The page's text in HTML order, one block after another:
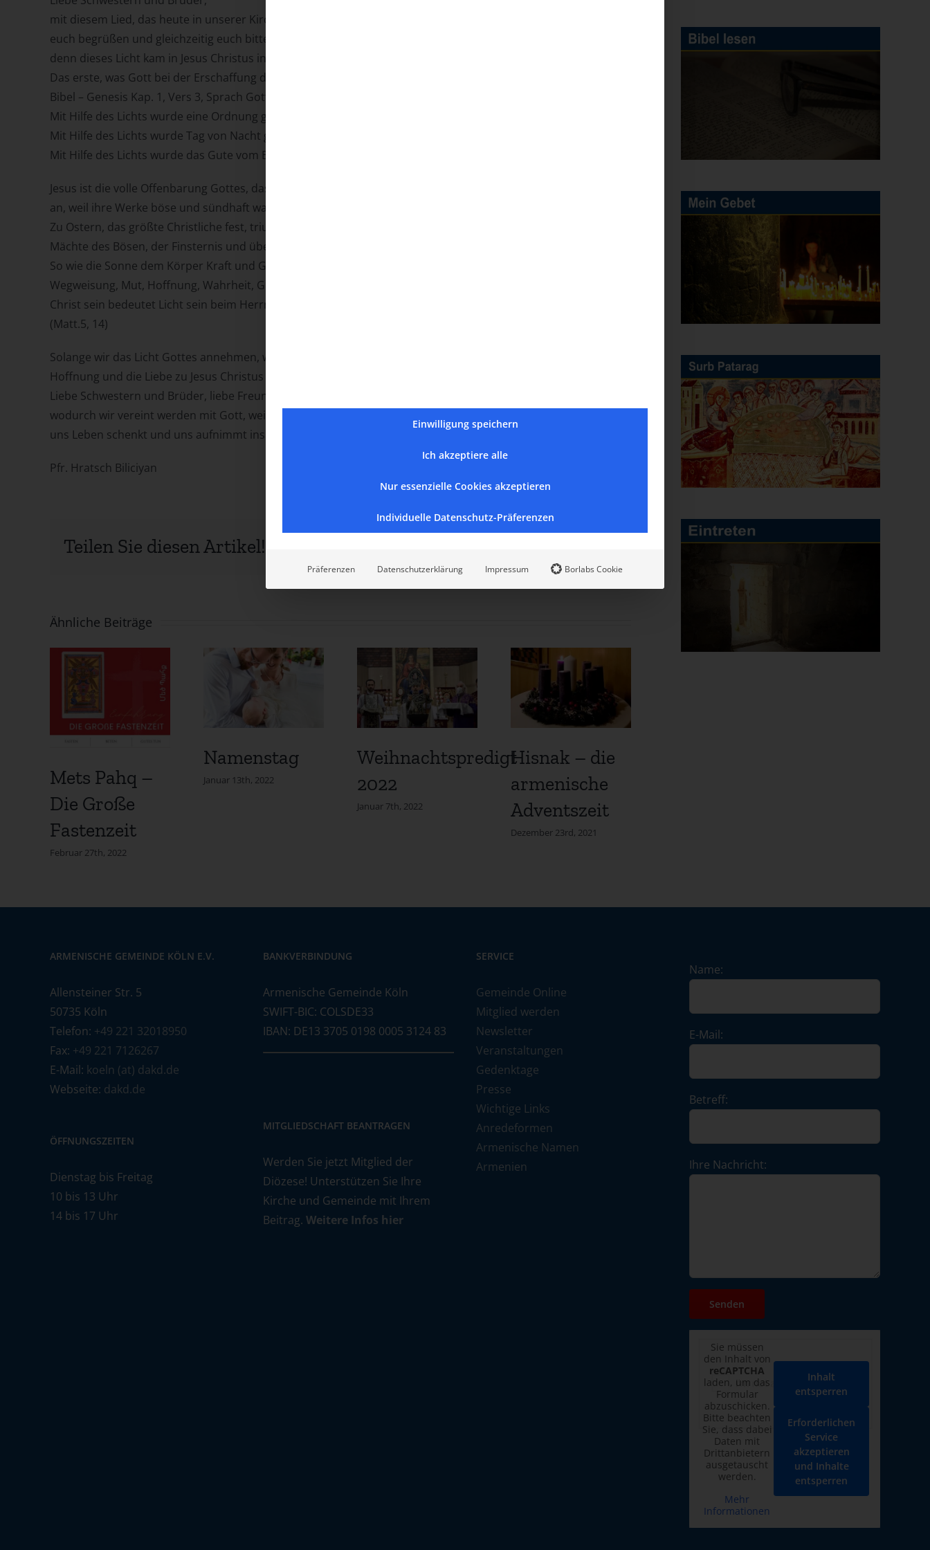
mit diesem Lied, das heute in unserer Kirche, zum vierten Sonntag nach Pfingsten, gesungen wird, möchte ich
euch begrüßen und gleichzeitig euch bitten, eure Seelen durch das wahrhaftige Licht Gottes erhellen zu lassen,
denn dieses Licht kam in Jesus Christus in die Welt und Er, Christus führt uns aus der Finsternis in sein Licht.
Das erste, was Gott bei der Erschaffung der Welt tat, war das Licht, direkt am Anfang, im ersten Buch in der
Bibel – Genesis Kap. 1, Vers 3, Sprach Gott: Es werde Licht. Und es wurde Licht.
Mit Hilfe des Lichts wurde eine Ordnung geschaffen.
Mit Hilfe des Lichts wurde Tag von Nacht getrennt, Tag wurde Licht und Nacht die Finsternis.
Mit Hilfe des Lichts wurde das Gute vom Bösen getrennt.
Jesus ist die volle Offenbarung Gottes, das Bild des unsichtbaren Gottes. Die Menschen nahmen ihn aber nicht
an, weil ihre Werke böse und sündhaft waren.
Zu Ostern, das größte Christliche fest, triumphierte ein für alle Mal die göttliche Macht des Lichtes über die
Mächte des Bösen, der Finsternis und über den Tod.
So wie die Sonne dem Körper Kraft und Gesundheit gibt, gibt das Licht Gottes der Seele Fröhlichkeit, Stärke,
Wegweisung, Mut, Hoffnung, Wahrheit, Gnade, Barmherzigkeit, Leben und Liebe.
Christ sein bedeutet Licht sein beim Herrn, den Jesus sagt: Ihr seid das Licht der Welt.
(Matt.5, 14)
Solange wir das Licht Gottes annehmen, werden wir beschützt sein, werden wir unseren Glauben, Vertrauen,
Hoffnung und die Liebe zu Jesus Christus und zueinander nicht verlieren.
Liebe Schwestern und Brüder, liebe Freunde, nehmt das Licht Gottes an, lebt mit diesem Heiligen Licht,
wodurch wir vereint werden mit Gott, weil wir durch die Taufe Kinder des Lichtes werden, das uns beschützt,
uns Leben schenkt und uns aufnimmt ins Ewige Leben. Amen.
Pfr. Hratsch Biliciyan
Teilen Sie diesen Artikel!
Ähnliche Beiträge
Mets Pahq –
Die Große
Fastenzeit
Februar 27th, 2022
Namenstag
Januar 13th, 2022
Weihnachtspredigt
2022
Januar 7th, 2022
Hisnak – die
armenische
Adventszeit
Dezember 23rd, 2021
ARMENISCHE GEMEINDE KÖLN E.V.
Allensteiner Str. 5
50735 Köln
Telefon: +49 221 32018950
Fax: +49 221 7126267
E-Mail: koeln (at) dakd.de
Webseite: dakd.de
ÖFFNUNGSZEITEN
Dienstag bis Freitag
10 bis 13 Uhr
14 bis 17 Uhr
BANKVERBINDUNG
Armenische Gemeinde Köln
SWIFT-BIC: COLSDE33
IBAN: DE13 3705 0198 0005 3124 83
MITGLIEDSCHAFT BEANTRAGEN
Werden Sie jetzt Mitglied der
Diözese! Unterstützen Sie Ihre
Kirche und Gemeinde mit Ihrem
Beitrag. Weitere Infos hier
SERVICE
Gemeinde Online
Mitglied werden
Newsletter
Veranstaltungen
Gedenktage
Presse
Wichtige Links
Anredeformen
Armenische Namen
Armenien
Name:
E-Mail:
Betreff:
Ihre Nachricht:
Sie müssen
den Inhalt von
reCAPTCHA
laden, um das
Formular
abzuschicken.
Bitte beachten
Sie, dass dabei
Daten mit
Drittanbietern
ausgetauscht
werden.
Mehr
Informationen
Inhalt
entsperren
Erforderlichen
Service
akzeptieren
und Inhalte
entsperren
Einwilligung speichern
Ich akzeptiere alle
Nur essenzielle Cookies akzeptieren
Individuelle Datenschutz-Präferenzen
Präferenzen Datenschutzerklärung Impressum Borlabs Cookie